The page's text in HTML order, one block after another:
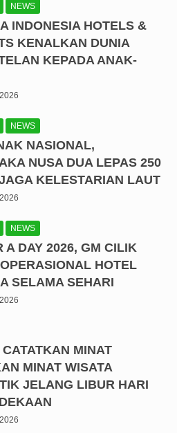
NEWS
INDONESIA HOTELS &
KENALKAN DUNIA
KEPADA ANAK-
NEWS
NASIONAL,
NUSA DUA LEPAS 250
KELESTARIAN LAUT
NEWS
A DAY 2026, GM CILIK
HOTEL
SELAMA SEHARI
MINAT
MINAT WISATA
JELANG LIBUR HARI